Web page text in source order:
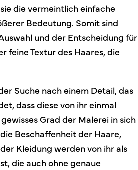
die vermeintlich einfache
Bedeutung. Somit sind
und der Entscheidung für
feine Textur des Haares, die
Suche nach einem Detail, das
dass diese von ihr einmal
Grad der Malerei in sich
Beschaffenheit der Haare,
Kleidung werden von ihr als
die auch ohne genaue